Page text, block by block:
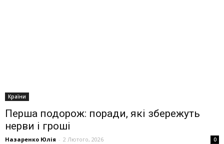
Країни
Перша подорож: поради, які збережуть
нерви і гроші
Назаренко Юлія - 2 Лютого, 2026 0